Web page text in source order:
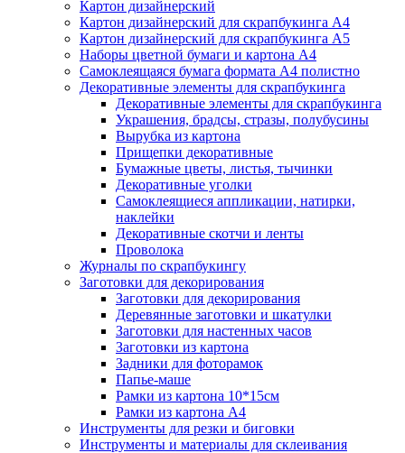
Картон дизайнерский
Картон дизайнерский для скрапбукинга А4
Картон дизайнерский для скрапбукинга А5
Наборы цветной бумаги и картона А4
Самоклеящаяся бумага формата А4 полистно
Декоративные элементы для скрапбукинга
Декоративные элементы для скрапбукинга
Украшения, брадсы, стразы, полубусины
Вырубка из картона
Прищепки декоративные
Бумажные цветы, листья, тычинки
Декоративные уголки
Самоклеящиеся аппликации, натирки,
наклейки
Декоративные скотчи и ленты
Проволока
Журналы по скрапбукингу
Заготовки для декорирования
Заготовки для декорирования
Деревянные заготовки и шкатулки
Заготовки для настенных часов
Заготовки из картона
Задники для фоторамок
Папье-маше
Рамки из картона 10*15см
Рамки из картона А4
Инструменты для резки и биговки
Инструменты и материалы для склеивания